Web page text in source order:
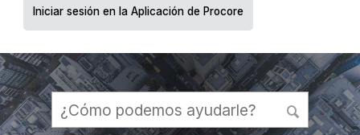
Iniciar sesión en la Aplicación de Procore